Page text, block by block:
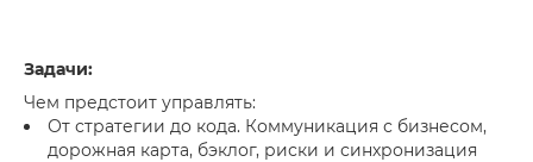
Задачи:
Чем предстоит управлять:
От стратегии до кода. Коммуникация с бизнесом,
дорожная карта, бэклог, риски и синхронизация